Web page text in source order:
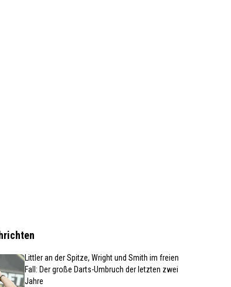
Littler an der Spitze, Wright und Smith im freien
Fall: Der große Darts-Umbruch der letzten zwei
Jahre